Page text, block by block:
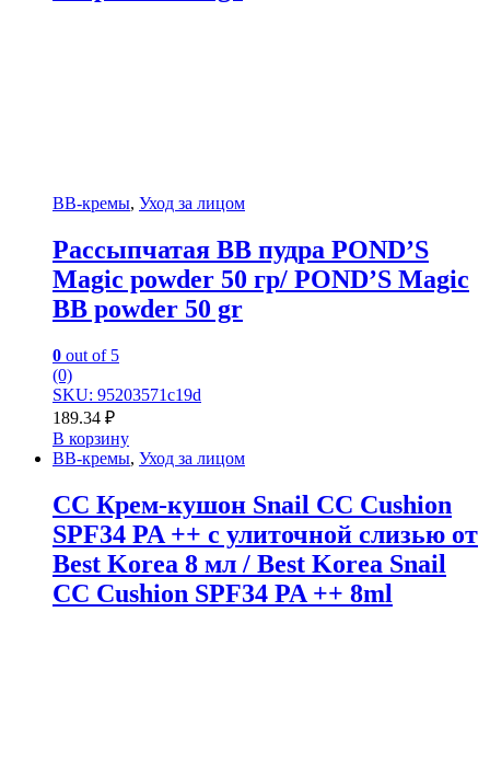
BB-кремы, Уход за лицом
Рассыпчатая BB пудра POND’S
Magic powder 50 гр/ POND’S Magic
BB powder 50 gr
0 out of 5
(0)
SKU: 95203571c19d
189.34 ₽
В корзину
BB-кремы, Уход за лицом
CC Крем-кушон Snail CC Cushion
SPF34 PA ++ с улиточной слизью от
Best Korea 8 мл / Best Korea Snail
CC Cushion SPF34 PA ++ 8ml